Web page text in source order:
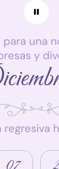
para una
y
regresiva